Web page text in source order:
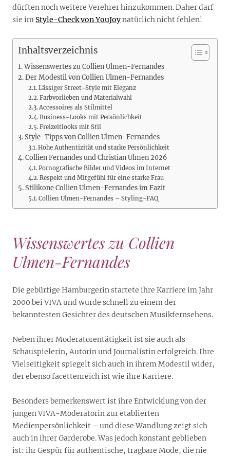
dürften noch weitere Verehrer hinzukommen. Daher darf
sie im Style-Check von YouJoynatürlich nicht fehlen!
Inhaltsverzeichnis
Wissenswertes zu Collien Ulmen-Fernandes
Der Modestil von Collien Ulmen-Fernandes
Lässiger Street-Style mit Eleganz
Farbvorlieben und Materialwahl
Accessoires als Stilmittel
Business-Looks mit Persönlichkeit
Freizeitlooks mit Stil
Style-Tipps von Collien Ulmen-Fernandes
Hohe Authentizität und starke Persönlichkeit
Collien Fernandes und Christian Ulmen 2026
Pornografische Bilder und Videos im Internet
Respekt und Mitgefühl für eine starke Frau
Stilikone Collien Ulmen-Fernandes im Fazit
Collien Ulmen-Fernandes – Styling-FAQ
Wissenswertes zu Collien
Ulmen-Fernandes
Die gebürtige Hamburgerin startete ihre Karriere im Jahr
2000 bei VIVA und wurde schnell zu einem der
bekanntesten Gesichter des deutschen Musikfernsehens.
Neben ihrer Moderatorentätigkeit ist sie auch als
Schauspielerin, Autorin und Journalistin erfolgreich. Ihre
Vielseitigkeit spiegelt sich auch in ihrem Modestil wider,
der ebenso facettenreich ist wie ihre Karriere.
Besonders bemerkenswert ist ihre Entwicklung von der
jungen VIVA-Moderatorin zur etablierten
Medienpersönlichkeit – und diese Wandlung zeigt sich
auch in ihrer Garderobe. Was jedoch konstant geblieben
ist: ihr Gespür für authentische, tragbare Mode, die nie